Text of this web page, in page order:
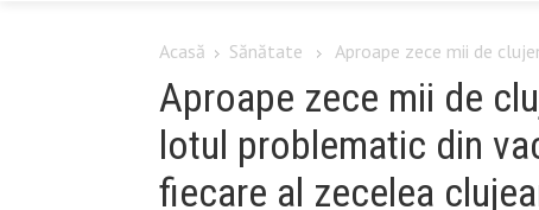
Acasă Sănătate Aproape zece mii de
Aproape zece mii de
lotul problematic din
fiecare al zecelea